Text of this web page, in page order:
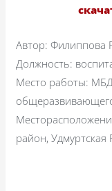
Автор: Филиппова
Должность:
Место работы:
район, Удмуртская